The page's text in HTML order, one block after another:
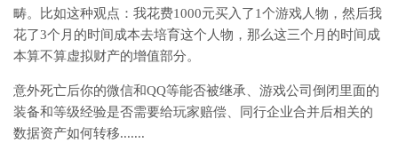
畴。比如这种观点：我花费1000元买入了1个游戏人物，然后我
花了3个月的时间成本去培育这个人物，那么这三个月的时间成
本算不算虚拟财产的增值部分。
意外死亡后你的微信和QQ等能否被继承、游戏公司倒闭里面的
装备和等级经验是否需要给玩家赔偿、同行企业合并后相关的
数据资产如何转移.......